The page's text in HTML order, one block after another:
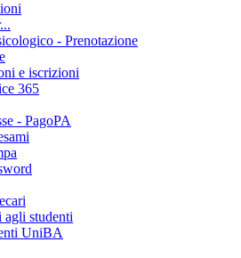
- Prenotazione
e iscrizioni
365
- PagoPA
agli studenti
UniBA